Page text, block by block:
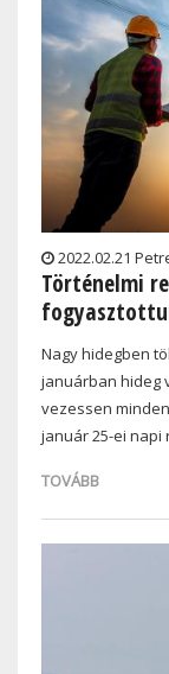
2022.02.21
Történelmi
Nagy hidegben
januárban hideg
vezessen
január 25-ei
TOVÁBB